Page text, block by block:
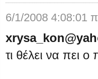
6/1/2008 4:08:01
τι θέλει να πει ο